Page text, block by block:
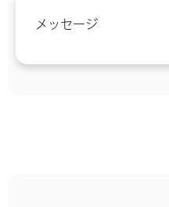
メッセージ